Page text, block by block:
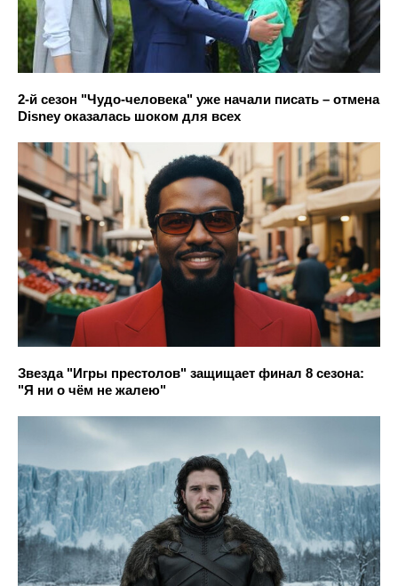
2-й сезон "Чудо-человека" уже начали писать – отмена
Disney оказалась шоком для всех
Звезда "Игры престолов" защищает финал 8 сезона:
"Я ни о чём не жалею"